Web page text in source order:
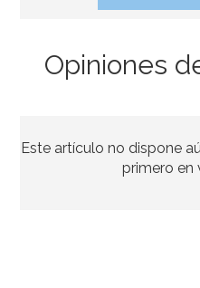
Opiniones
Este artículo no dispone
primero en